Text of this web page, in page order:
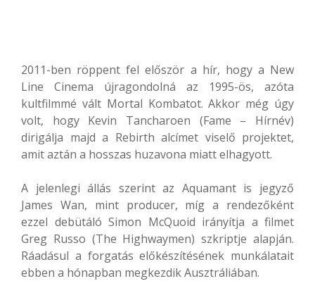
2011-ben röppent fel először a hír, hogy a New
Line Cinema újragondolná az 1995-ös, azóta
kultfilmmé vált Mortal Kombatot. Akkor még úgy
volt, hogy Kevin Tancharoen (Fame – Hírnév)
dirigálja majd a Rebirth alcímet viselő projektet,
amit aztán a hosszas huzavona miatt elhagyott.
A jelenlegi állás szerint az Aquamant is jegyző
James Wan, mint producer, míg a rendezőként
ezzel debütáló Simon McQuoid irányítja a filmet
Greg Russo (The Highwaymen) szkriptje alapján.
Ráadásul a forgatás előkészítésének munkálatait
ebben a hónapban megkezdik Ausztráliában.